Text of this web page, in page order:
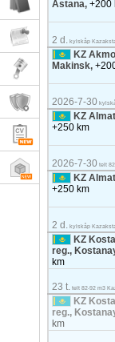
Astana,+200
2 d. kylskåp
KZ
Makinsk,
2026-7-30
KZ
+250 km
2026-7-30 telt
KZ
+250 km
2 d. kylskåp
KZ
reg.,
km
23 t. telt 82-92 m3
KZ
reg.,
km